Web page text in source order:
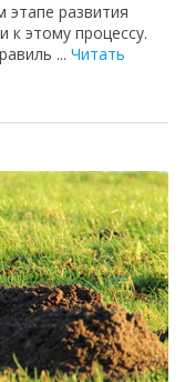
развития
к этому процессу.
... Читать